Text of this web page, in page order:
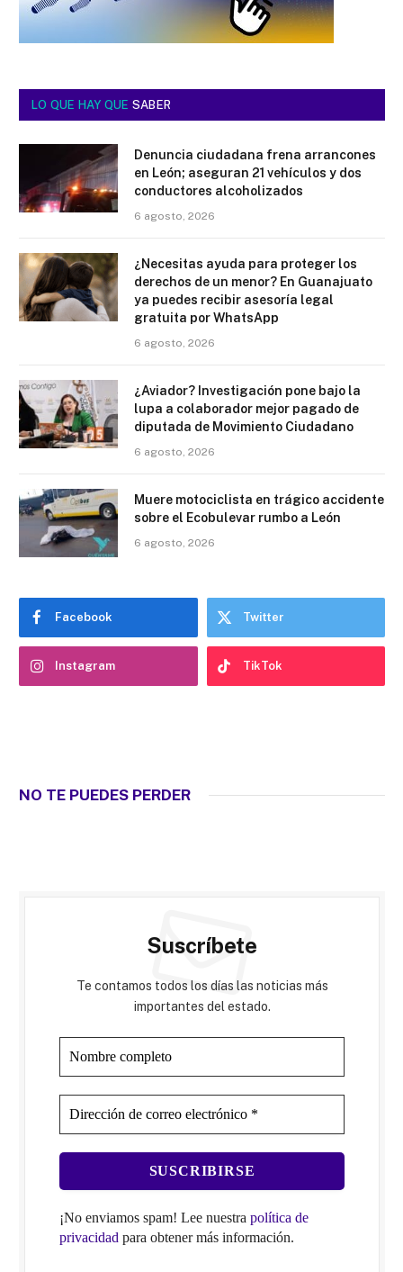
LO QUE HAY QUE SABER
Denuncia ciudadana frena arrancones
en León; aseguran 21 vehículos y dos
conductores alcoholizados
6 agosto, 2026
¿Necesitas ayuda para proteger los
derechos de un menor? En Guanajuato
ya puedes recibir asesoría legal
gratuita por WhatsApp
6 agosto, 2026
¿Aviador? Investigación pone bajo la
lupa a colaborador mejor pagado de
diputada de Movimiento Ciudadano
6 agosto, 2026
Muere motociclista en trágico accidente
sobre el Ecobulevar rumbo a León
6 agosto, 2026
Facebook Twitter
Instagram TikTok
NO TE PUEDES PERDER
Suscríbete
Te contamos todos los días las noticias más
importantes del estado.
¡No enviamos spam! Lee nuestra política de
privacidad para obtener más información.